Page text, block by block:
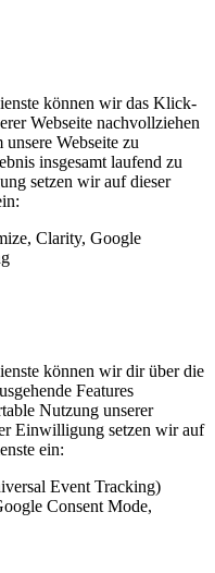
können wir das Klick-
Webseite nachvollziehen
Webseite zu
insgesamt laufend zu
setzen wir auf dieser
Clarity, Google
können wir dir über die
Features
Nutzung unserer
Einwilligung setzen wir auf
ein:
Event Tracking)
Consent Mode,